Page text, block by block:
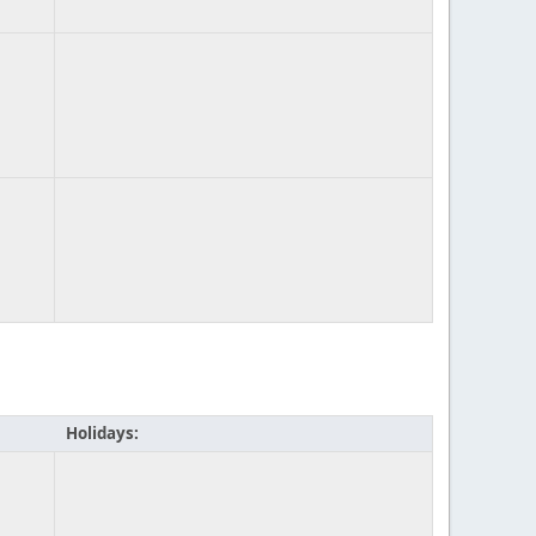
Holidays: